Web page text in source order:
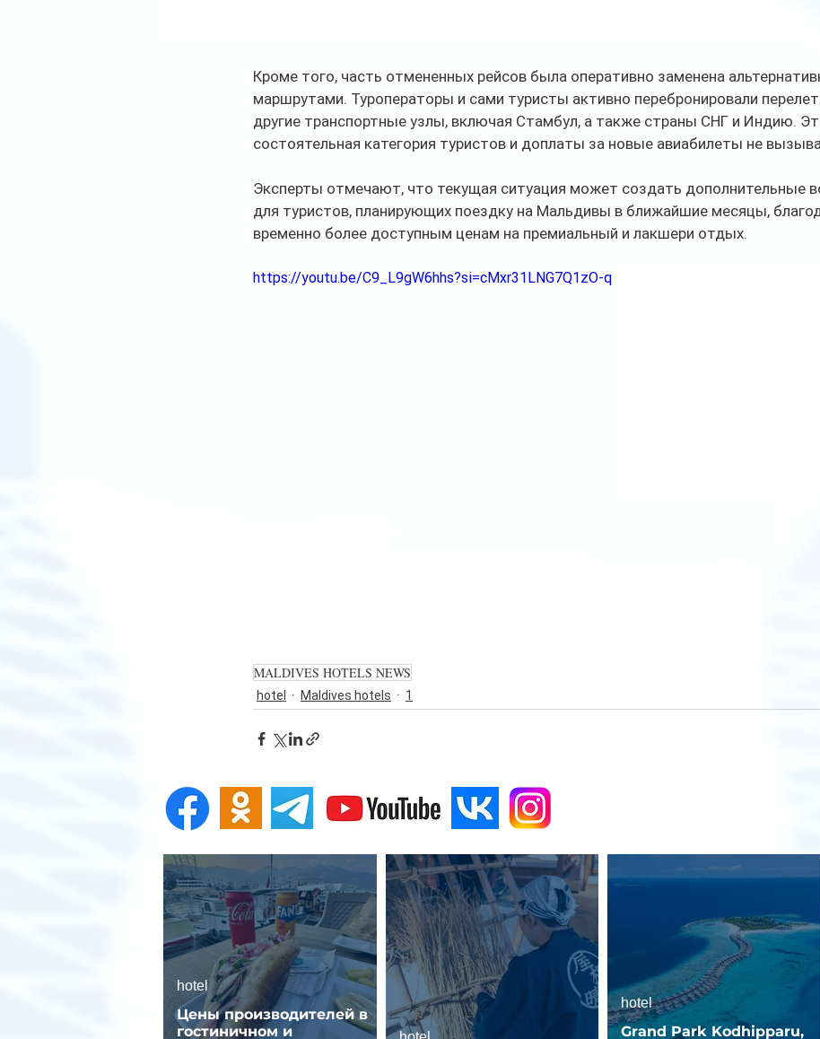
Кроме того, часть отмененных рейсов была оперативно заменена
маршрутами. Туроператоры и сами туристы активно перебронировали
другие транспортные узлы, включая Стамбул, а также страны СНГ и Индию.
состоятельная категория туристов и доплаты за новые авиабилеты не
Эксперты отмечают, что текущая ситуация может создать дополнительные
для туристов, планирующих поездку на Мальдивы в ближайшие месяцы,
временно более доступным ценам на премиальный и лакшери отдых.
https://youtu.be/C9_L9gW6hhs?si=cMxr31LNG7Q1zO-q
MALDIVES HOTELS NEWS
hotel Maldives hotels 1
Цены производителей в
гостиничном и
hotel
Grand Park Kodhipparu,
hotel